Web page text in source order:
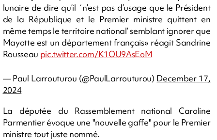
lunaire de dire qu’il ´n’est pas d’usage que le Président
de la République et le Premier ministre quittent en
même temps le territoire national’ semblant ignorer que
Mayotte est un département français» réagit Sandrine
Rousseau pic.twitter.com/K1OU9AsEoM
— Paul Larrouturou (@PaulLarrouturou) December 17,
2024
La députée du Rassemblement national Caroline
Parmentier évoque une "nouvelle gaffe" pour le Premier
ministre tout juste nommé.